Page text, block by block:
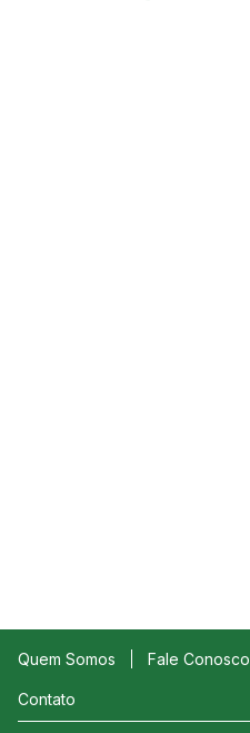
Quem Somos Fale Conosco
Contato